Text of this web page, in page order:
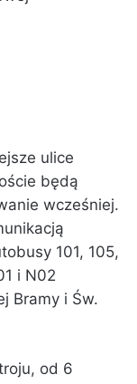
ulice
będą
wcześniej.
101, 105,
i N02
Bramy i Św.
od 6